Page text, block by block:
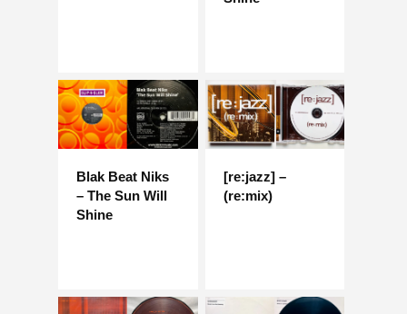
Blak Beat Niks
– The Sun Will
Shine
[re:jazz] –
(re:mix)